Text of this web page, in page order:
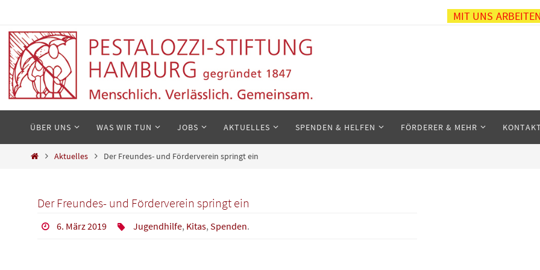
Inhalt
springen
MIT UNS ARBEITEN
springen
ÜBER UNS WAS WIR TUN JOBS AKTUELLES SPENDEN & HELFEN FÖRDERER & MEHR KONTAKT
StartAktuelles Der Freundes- und Förderverein springt ein
Der Freundes- und Förderverein springt ein
6. März 2019 Jugendhilfe, Kitas,Spenden.